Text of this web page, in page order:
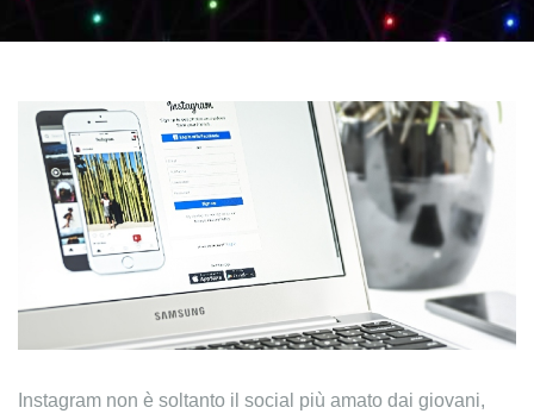
Instagram non è soltanto il social più amato dai giovani,